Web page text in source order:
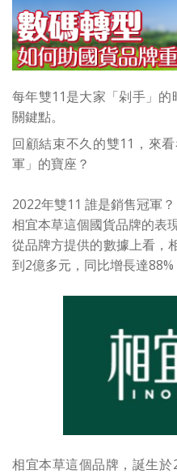
每年雙11是大家「剁手」
關鍵點。
回顧結束不久的雙11，來
軍」的寶座？
2022年雙11 誰是銷售冠軍？
相宜本草這個國貨品牌的表
從品牌方提供的數據上看，
到2億多元，同比增長達88%
相宜本草這個品牌，誕生